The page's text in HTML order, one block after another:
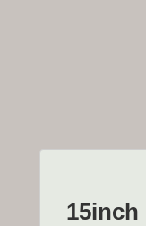
15inch